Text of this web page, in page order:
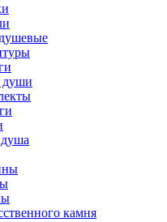
души
камня